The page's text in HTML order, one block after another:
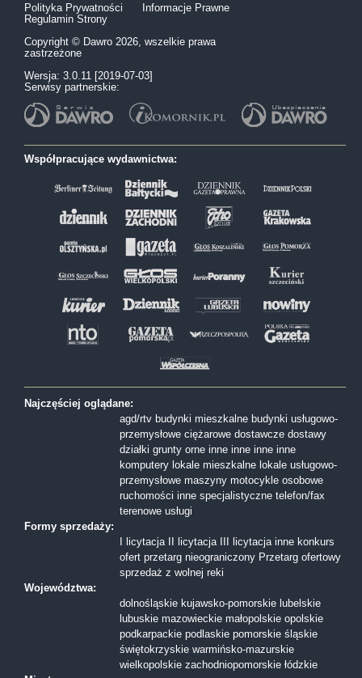
Polityka Prywatności
Informacje Prawne
Regulamin Strony
Copyright © Dawro 2026, wszelkie prawa
zastrzeżone
Wersja: 3.0.11 [2019-07-03]
Serwisy partnerskie:
Współpracujące wydawnictwa:
Najczęściej oglądane:
agd/rtv budynki mieszkalne budynki usługowo-
przemysłowe ciężarowe dostawcze dostawy
działki grunty orne inne inne inne inne
komputery lokale mieszkalne lokale usługowo-
przemysłowe maszyny motocykle osobowe
ruchomości inne specjalistyczne telefon/fax
terenowe usługi
Formy sprzedaży:
I licytacja II licytacja III licytacja inne konkurs
ofert przetarg nieograniczony Przetarg ofertowy
sprzedaż z wolnej reki
Województwa:
dolnośląskie kujawsko-pomorskie lubelskie
lubuskie mazowieckie małopolskie opolskie
podkarpackie podlaskie pomorskie śląskie
świętokrzyskie warmińsko-mazurskie
wielkopolskie zachodniopomorskie łódzkie